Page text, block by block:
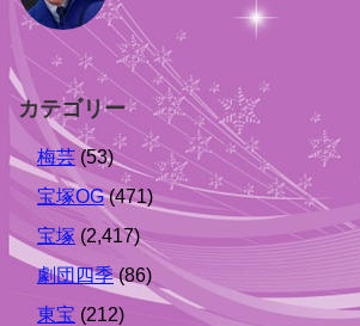
カテゴリー
梅芸 (53)
宝塚OG(471)
宝塚 (2,417)
劇団四季(86)
東宝 (212)